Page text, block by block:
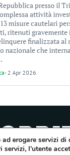
presso il
attività
misure cautelari
ritenuti
finalizzata
nazionale che
- 2 Apr 2026
erogare servizi di
servizi, l'utente